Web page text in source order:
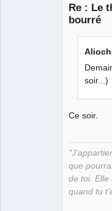
Re : Le
bourré
soir...)
Ce soir.
que
de toi. Elle
quand tu